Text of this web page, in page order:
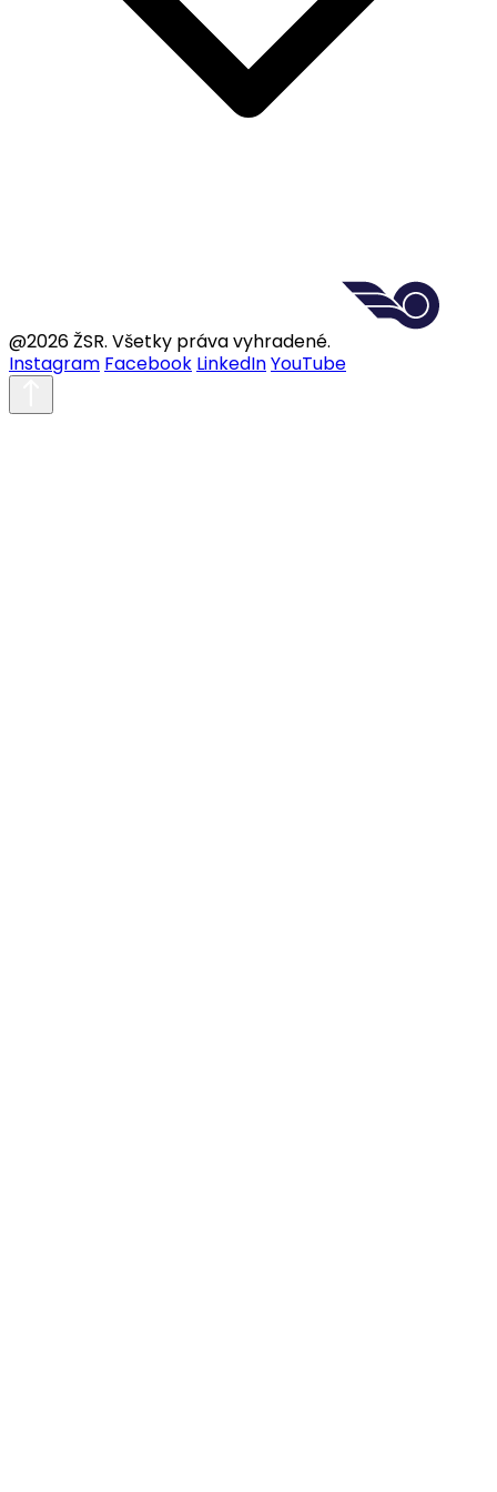
@2026 ŽSR. Všetky práva vyhradené.
Instagram Facebook LinkedInYouTube